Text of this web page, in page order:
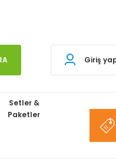
Giriş
Setler &
Paketler